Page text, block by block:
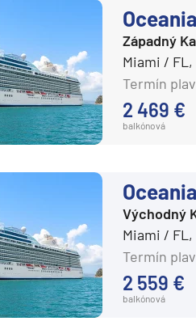
Západný
Miami / FL,
Termín
2 469 €
balkónová
Východný
Miami / FL,
Termín
2 559 €
balkónová